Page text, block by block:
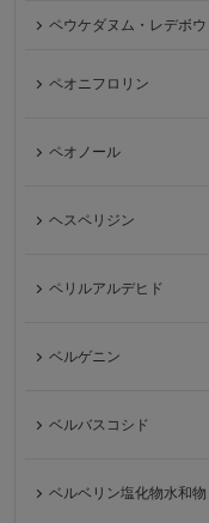
ペウケダヌム・レデボ
ペオニフロリン
ペオノール
ヘスペリジン
ペリルアルデヒド
ベルゲニン
ベルバスコシド
ベルベリン塩化物水和物